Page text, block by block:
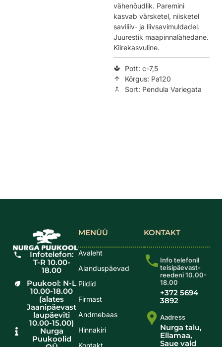
vähenõudlik. Paremini
kasvab värsketel, niisketel
saviliiv- ja liivsavimuldadel.
Juurestik maapinnalähedane.
Kiirekasvuline.
Pott: c-7,5
Kõrgus: Pa120
Sort: Pendula Variegata
Infotelefon:
T-R 10.00-
18.00
Puukool: N-L
10.00-18.00
(alates
Jaanipäevast
laupäeviti
10.00-15.00)
Nurga
Puukoolid
MENÜÜ
Avaleht
Aianduspäevad
Pildid
Firmast
Andmebaas
Hinnakiri
Kontakt
KONTAKT
Info telefonil
teisipäevast-
reedeni 10.00-
18.00
+372 5694
3892
Aadress
Nurga talu,
Ellamaa,
Saue vald